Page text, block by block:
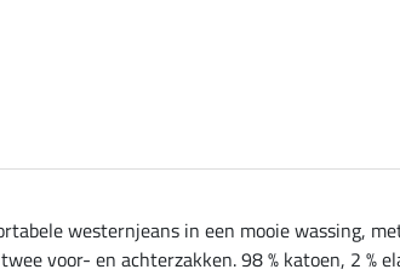
westernjeans in een mooie wassing,
voor- en achterzakken. 98 % katoen, 2 %